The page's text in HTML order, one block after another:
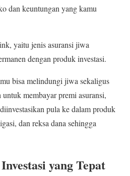
dan keuntungan yang kamu
yaitu jenis asuransi jiwa
dengan produk investasi.
bisa melindungi jiwa sekaligus
membayar premi asuransi,
pula ke dalam produk
dan reksa dana sehingga
yang Tepat